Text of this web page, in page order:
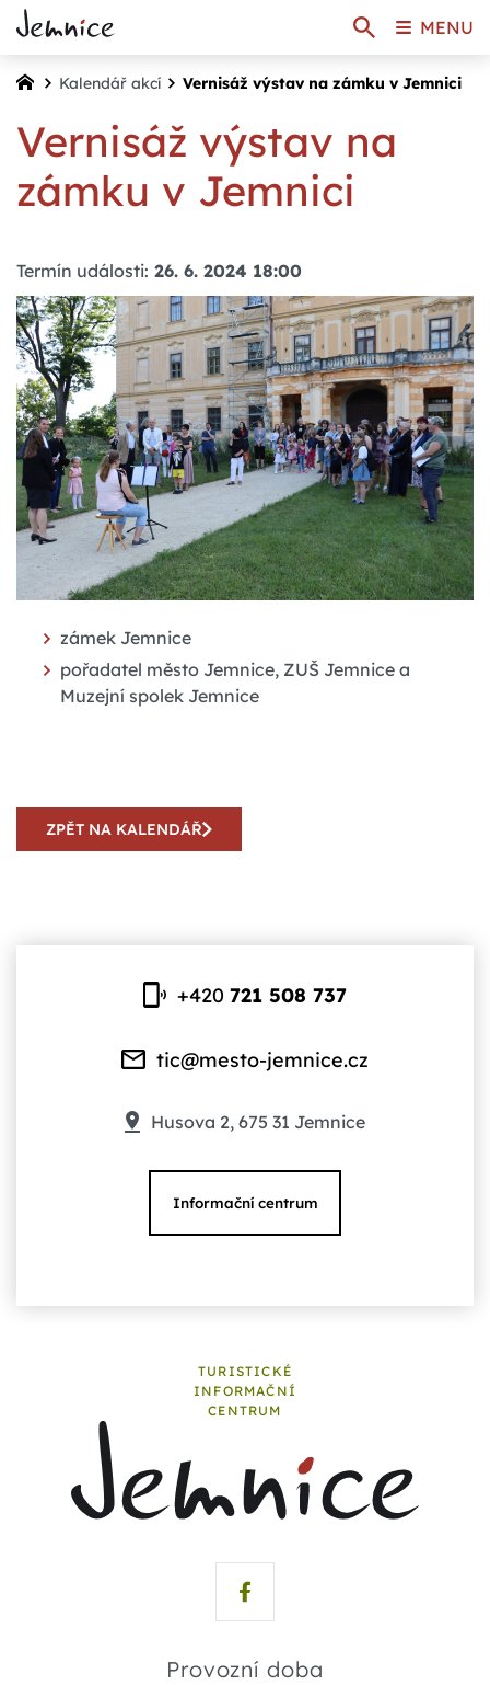
Kalendář akcí Vernisáž výstav na zámku v Jemnici
Vernisáž výstav na
zámku v Jemnici
Termín události: 26. 6. 2024 18:00
zámek Jemnice
pořadatel město Jemnice, ZUŠ Jemnice a
Muzejní spolek Jemnice
ZPĚT NA KALENDÁŘ
+420721 508 737
tic@mesto-jemnice.cz
Husova 2, 675 31 Jemnice
Informační centrum
TURISTICKÉ
INFORMAČNÍ
CENTRUM
Provozní doba
MENU